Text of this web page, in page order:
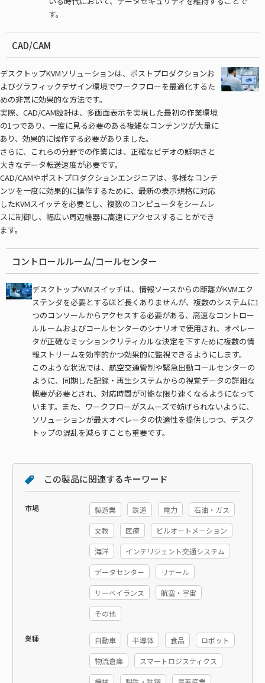
す。
CAD/CAM
デスクトップKVMソリューションは、ポストプロダクションお
よびグラフィックデザイン環境でワークフローを最適化するた
めの非常に効果的な方法です。
実際、CAD/CAM設計は、多画面表示を実現した最初の作業環境
の1つであり、一度に見る必要のある複雑なコンテンツが大量に
あり、効果的に操作する必要がありました。
さらに、これらの分野での作業には、正確なビデオの鮮明さと
大きなデータ転送速度が必要です。
CAD/CAMやポストプロダクションエンジニアは、多様なコンテ
ンツを一度に効果的に操作するために、最新の表示規格に対応
したKVMスイッチを必要とし、複数のコンピュータをシームレ
スに制御し、幅広い周辺機器に高速にアクセスすることができ
ます。
コントロールルーム/コールセンター
デスクトップKVMスイッチは、情報ソースからの距離がKVMエク
ステンダを必要とするほど長くありませんが、複数のシステムに1
つのコンソールからアクセスする必要がある、高速なコントロー
ルルームおよびコールセンターのシナリオで使用され、オペレー
タが正確なミッションクリティカルな決定を下すために複数の情
報ストリームを効率的かつ効果的に監視できるようにします。
このような状況では、航空交通管制や緊急出動コールセンターの
ように、同期した記録・再生システムからの視覚データの詳細な
概要が必要とされ、対応時間が可能な限り速くなるようになって
います。また、ワークフローがスムーズで妨げられないように、
ソリューションが最大オペレータの快適性を提供しつつ、デスク
トップの混乱を減らすことも重要です。
この製品に関連するキーワード
市場 製造業 鉄道 電力 石油・ガス
文教 医療 ビルオートメーション
海洋 インテリジェント交通システム
データセンター リテール
サーベイランス 航空・宇宙
その他
業種 自動車 半導体 食品 ロボット
物流倉庫 スマートロジスティクス